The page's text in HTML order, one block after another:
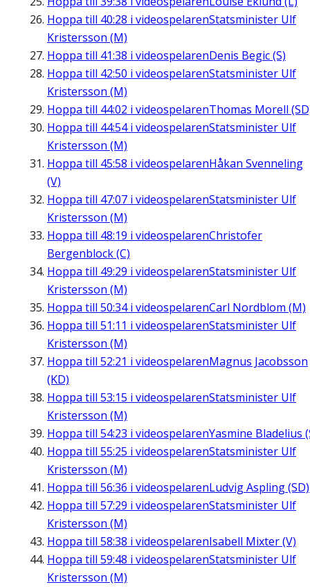
Hoppa till 40:28 i videospelarenStatsminister Ulf
Kristersson (M)
Hoppa till 41:38 i videospelarenDenis Begic (S)
Hoppa till 42:50 i videospelarenStatsminister Ulf
Kristersson (M)
Hoppa till 44:02 i videospelarenThomas Morell
Hoppa till 44:54i videospelarenStatsminister Ulf
Kristersson (M)
Hoppa till 45:58 i videospelarenHåkan Svenneling
(V)
Hoppa till 47:07 i videospelarenStatsminister Ulf
Kristersson (M)
Hoppa till 48:19 i videospelarenChristofer
Bergenblock (C)
Hoppa till 49:29 i videospelarenStatsminister Ulf
Kristersson (M)
Hoppa till 50:34i videospelarenCarl Nordblom (M)
Hoppa till 51:11 i videospelarenStatsminister Ulf
Kristersson (M)
Hoppa till 52:21 i videospelarenMagnus Jacobsson
(KD)
Hoppa till 53:15 i videospelarenStatsminister Ulf
Kristersson (M)
Hoppa till 54:23 i videospelarenYasmine Bladelius
Hoppa till 55:25 i videospelarenStatsminister Ulf
Kristersson (M)
Hoppa till 56:36 i videospelarenLudvig Aspling (SD)
Hoppa till 57:29 i videospelarenStatsminister Ulf
Kristersson (M)
Hoppa till 58:38 i videospelarenIsabell Mixter (V)
Hoppa till 59:48 i videospelarenStatsminister Ulf
Kristersson (M)